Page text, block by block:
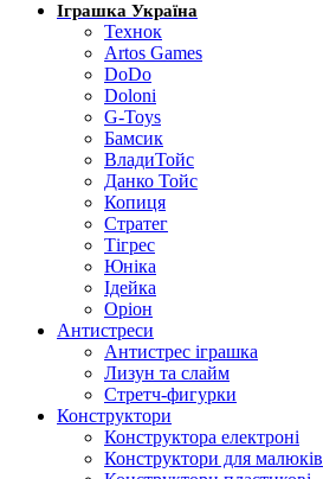
Іграшка Україна
Технок
Artos Games
DoDo
Doloni
G-Toys
Бамсик
ВладиТойс
Данко Тойс
Копиця
Стратег
Тігрес
Юніка
Ідейка
Оріон
Антистреси
Антистрес іграшка
Лизун та слайм
Стретч-фигурки
Конструктори
Конструктора електроні
Конструктори для малюків